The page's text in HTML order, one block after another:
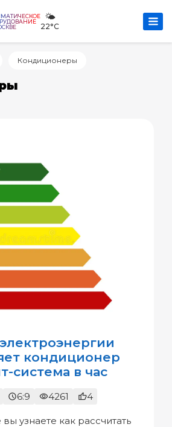
🌤️
22°C
Кондиционеры
кондиционер
система в час
6:9 4261 4
вы узнаете как рассчитать